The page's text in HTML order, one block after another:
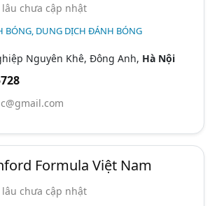
chưa cập nhật
BÓNG, DUNG DỊCH ĐÁNH BÓNG
Nguyên Khê, Đông Anh, Hà Nội
Formula Việt Nam
chưa cập nhật